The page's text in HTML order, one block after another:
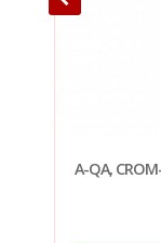
A-QA,